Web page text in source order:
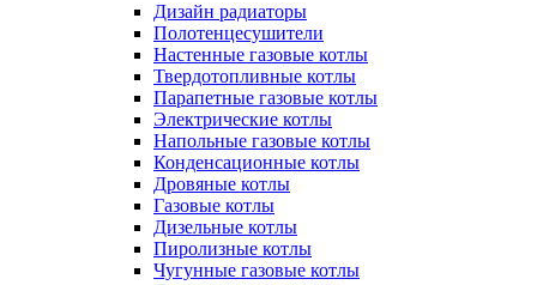
Дизайн радиаторы
Полотенцесушители
Настенные газовые котлы
Твердотопливные котлы
Парапетные газовые котлы
Электрические котлы
Напольные газовые котлы
Конденсационные котлы
Дровяные котлы
Газовые котлы
Дизельные котлы
Пиролизные котлы
Чугунные газовые котлы